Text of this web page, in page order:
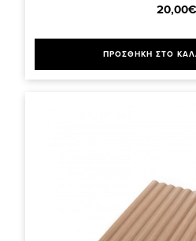
20,00€
ΠΡΟΣΘΗΚΗ ΣΤΟ